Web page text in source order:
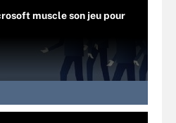
muscle son jeu pour